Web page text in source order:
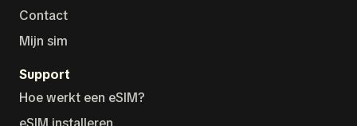
Contact
Mijn sim
Support
Hoe werkt een eSIM?